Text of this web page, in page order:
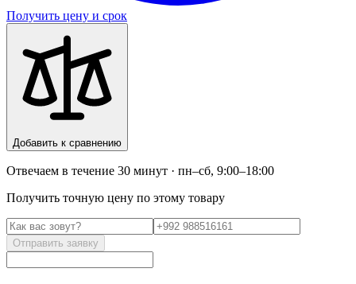
Получить цену и срок
Добавить к сравнению
Отвечаем в течение 30 минут · пн–сб, 9:00–18:00
Получить точную цену по этому товару
Отправить заявку